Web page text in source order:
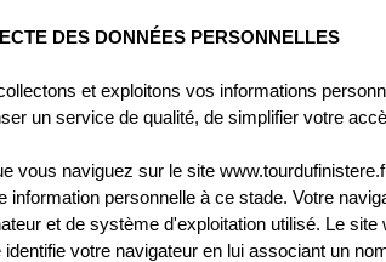
DES DONNÉES PERSONNELLES
et exploitons vos informations
un service de qualité, de simplifier votre
vous naviguez sur le site
information personnelle à ce stade. Votre
et de système d'exploitation utilisé. Le
identifie votre navigateur en lui associant un